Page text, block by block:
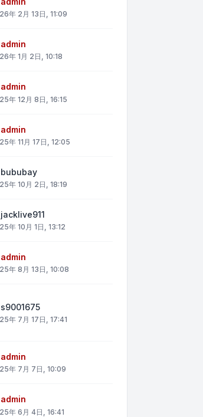
年 2月 13日, 11:09
admin
年 1月 2日, 10:18
admin
年 12月 8日, 16:15
admin
年 11月 17日, 12:05
bububay
年 10月 2日, 18:19
jacklive911
年 10月 1日, 13:12
admin
年 8月 13日, 10:08
s9001675
年 7月 17日, 17:41
admin
年 7月 7日, 10:09
admin
年 6月 4日, 16:41